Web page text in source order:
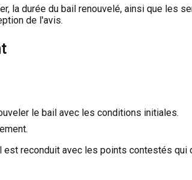
la durée du bail renouvelé, ainsi que les
de l'avis.
le bail avec les conditions initiales.
reconduit avec les points contestés